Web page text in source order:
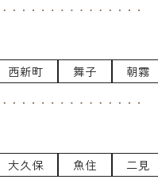
西新町 舞子 朝霧
大久保 魚住 二見